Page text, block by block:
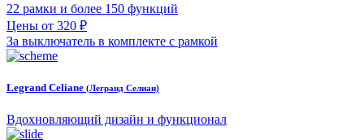
22 рамки и более 150 функций
Цены от 320 ₽
За выключатель в комплекте с рамкой
Legrand Celiane (Легранд Селиан)
Вдохновляющий дизайн и функционал